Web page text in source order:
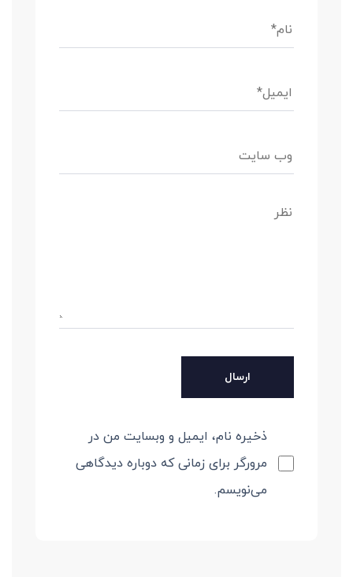
ذخیره نام، ایمیل و وبسایت من در
مرورگر برای زمانی که دوباره دیدگاهی
می‌نویسم.